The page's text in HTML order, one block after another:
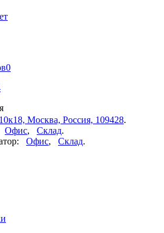
0
Москва, Россия, 109428.
Офис, Склад.
Офис, Склад.